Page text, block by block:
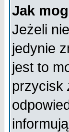
Jak
Jeżeli
jedynie
jest to
przycisk